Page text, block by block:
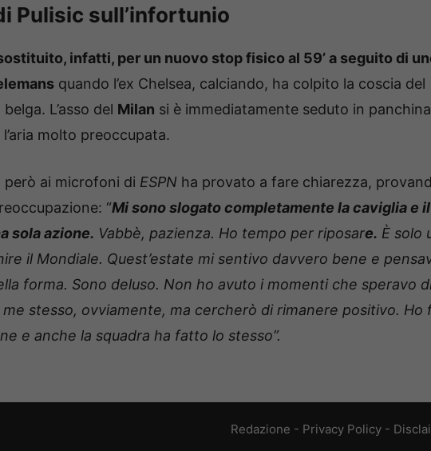
Pulisic sull’infortunio
infatti, per un nuovo stop fisico al 59’ a seguito di
quando l’ex Chelsea, calciando, ha colpito la coscia del
L’asso del Milan si è immediatamente seduto in
molto preoccupata.
ai microfoni di ESPN ha provato a fare chiarezza,
“Mi sono slogato completamente la caviglia e il
sola azione. Vabbè, pazienza. Ho tempo per riposare. È solo
il Mondiale. Quest’estate mi sentivo davvero bene e
forma. Sono deluso. Non ho avuto i momenti che speravo
me stesso, ovviamente, ma cercherò di rimanere positivo. Ho
e anche la squadra ha fatto lo stesso”.
Redazione - Privacy Policy-